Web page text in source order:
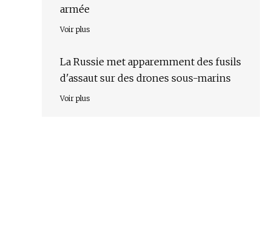
armée
Voir plus
La Russie met apparemment des fusils
d'assaut sur des drones sous-marins
Voir plus